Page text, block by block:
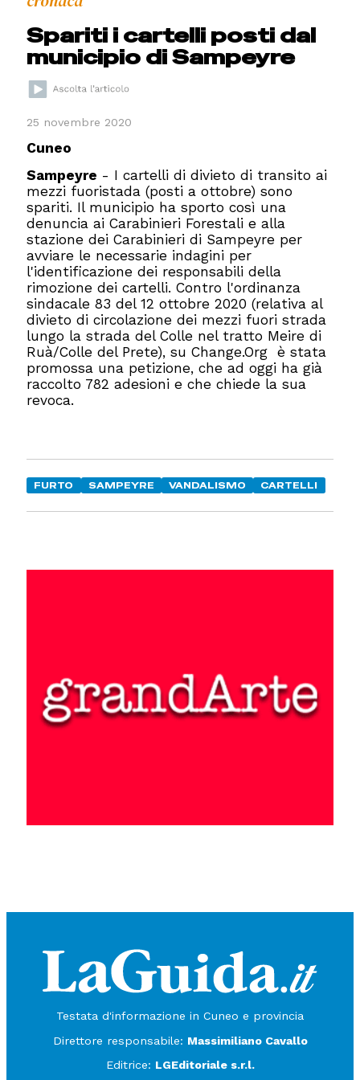
Spariti i cartelli posti dal
municipio di Sampeyre
25 novembre 2020
Cuneo
Sampeyre - I cartelli di divieto di transito ai
mezzi fuoristada (posti a ottobre) sono
spariti. Il municipio ha sporto così una
denuncia ai Carabinieri Forestali e alla
stazione dei Carabinieri di Sampeyre per
avviare le necessarie indagini per
l'identificazione dei responsabili della
rimozione dei cartelli. Contro l'ordinanza
sindacale 83 del 12 ottobre 2020 (relativa al
divieto di circolazione dei mezzi fuori strada
lungo la strada del Colle nel tratto Meire di
Ruà/Colle del Prete), su Change.Org è stata
promossa una petizione, che ad oggi ha già
raccolto 782 adesioni e che chiede la sua
revoca.
FURTO SAMPEYRE VANDALISMO CARTELLI
Testata d'informazione in Cuneo e provincia
Direttore responsabile: Massimiliano Cavallo
Editrice: LGEditoriale s.r.l.